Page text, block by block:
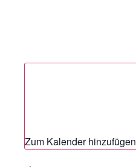
Zum Kalender hinzufügen